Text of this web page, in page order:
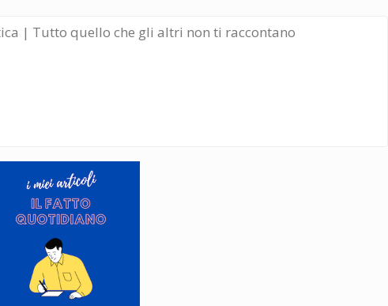
| Tutto quello che gli altri non ti raccontano